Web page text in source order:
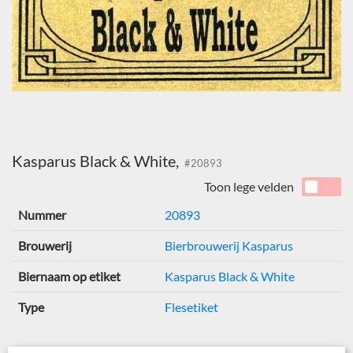
Kasparus Black & White, #20893
Toon lege velden
Nummer
20893
Brouwerij Bierbrouwerij Kasparus
Biernaam op etiket Kasparus Black & White
Type Flesetiket